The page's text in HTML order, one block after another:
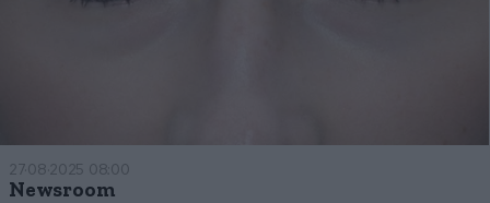
27·08·2025 08:00
Newsroom